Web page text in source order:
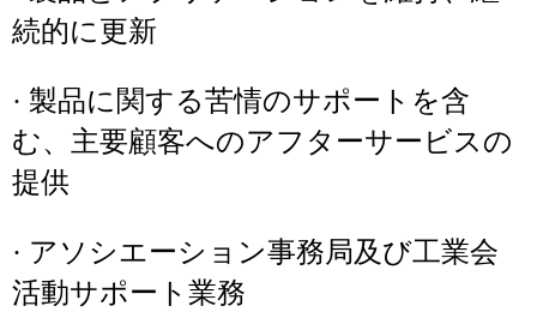
続的に更新
· 製品に関する苦情のサポートを含
む、主要顧客へのアフターサービスの
提供
· アソシエーション事務局及び工業会
活動サポート業務